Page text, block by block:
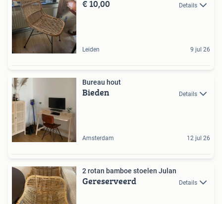
€ 10,00 Details
Leiden 9 jul 26
Bureau hout
Bieden Details
Amsterdam 12 jul 26
2 rotan bamboe stoelen Julan
Gereserveerd Details